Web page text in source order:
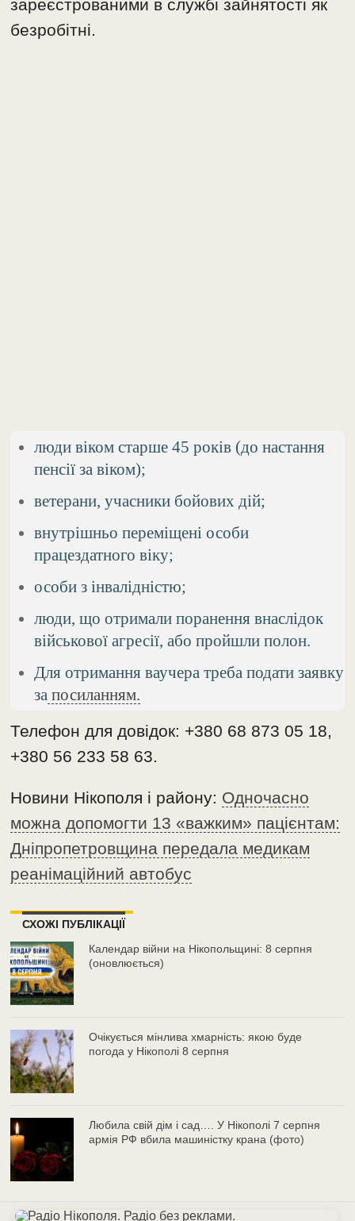
зареєстрованими в службі зайнятості як
безробітні.
люди віком старше 45 років (до настання
пенсії за віком);
ветерани, учасники бойових дій;
внутрішньо переміщені особи
працездатного віку;
особи з інвалідністю;
люди, що отримали поранення внаслідок
військової агресії, або пройшли полон.
Для отримання ваучера треба подати заявку
за посиланням.
Телефон для довідок: +380 68 873 05 18,
+380 56 233 58 63.
Новини Нікополя і району: Одночасно
можна допомогти 13 «важким» пацієнтам:
Дніпропетровщина передала медикам
реанімаційний автобус
СХОЖІ ПУБЛІКАЦІЇ
Календар війни на Нікопольщині: 8 серпня
(оновлюється)
Очікується мінлива хмарність: якою буде
погода у Нікополі 8 серпня
Любила свій дім і сад…. У Нікополі 7 серпня
армія РФ вбила машиністку крана (фото)